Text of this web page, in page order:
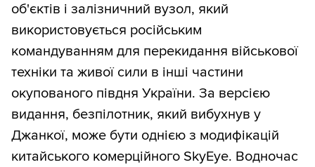
об'єктів і залізничний вузол, який
використовується російським
командуванням для перекидання військової
техніки та живої сили в інші частини
окупованого півдня України. За версією
видання, безпілотник, який вибухнув у
Джанкої, може бути однією з модифікацій
китайського комерційного SkyEye. Водночас